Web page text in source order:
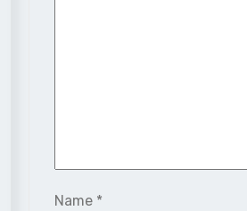
Name *